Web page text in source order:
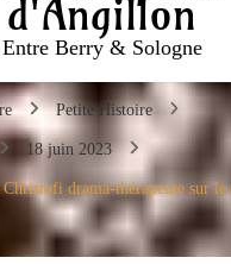
d'Angillon
Entre Berry & Sologne
Petite Histoire
18 juin 2023
drama-thérapeute sur le